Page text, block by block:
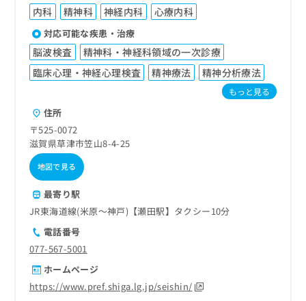
内科 精神科 神経内科 心療内科
対応可能な疾患・治療
脳波検査
精神科・神経科領域の一次診療
臨床心理・神経心理検査
精神療法 精神分析療法
もっと見る
住所
〒525-0072
滋賀県草津市笠山8-4-25
地図で見る
最寄り駅
JR東海道線(米原～神戸)【瀬田駅】タクシー10分
電話番号
077-567-5001
ホームページ
https://www.pref.shiga.lg.jp/seishin/